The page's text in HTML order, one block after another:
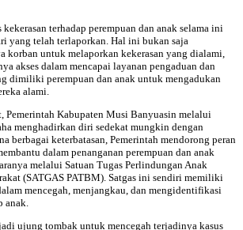
terhadap perempuan dan anak selama ini
yang telah terlaporkan. Hal ini bukan saja
korban untuk melaporkan kekerasan yang dialami,
akses dalam mencapai layanan pengaduan dan
dimiliki perempuan dan anak untuk mengadukan
alami.
Pemerintah Kabupaten Musi Banyuasin melalui
menghadirkan diri sedekat mungkin dengan
berbagai keterbatasan, Pemerintah mendorong peran
dalam penanganan perempuan dan anak
melalui Satuan Tugas Perlindungan Anak
(SATGAS PATBM). Satgas ini sendiri memiliki
mencegah, menjangkau, dan mengidentifikasi
anak.
ujung tombak untuk mencegah terjadinya kasus